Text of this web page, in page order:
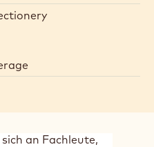
an Fachleute,